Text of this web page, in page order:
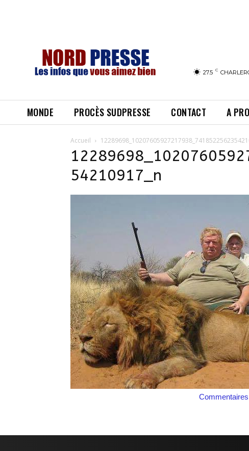
27.5 C
MONDE PROCÈS SUDPRESSE CONTACT A
Accueil
54210917_n
Commentaires